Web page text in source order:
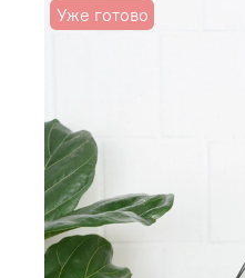
Уже готово